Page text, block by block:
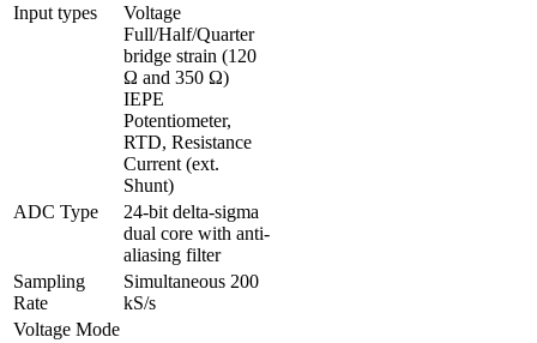
Input types
Voltage
Full/Half/Quarter
bridge strain (120
Ω and 350 Ω)
IEPE
Potentiometer,
RTD, Resistance
Current (ext.
Shunt)
ADC Type
24-bit delta-sigma
dual core with anti-
aliasing filter
Sampling
Rate
Simultaneous 200
kS/s
Voltage Mode